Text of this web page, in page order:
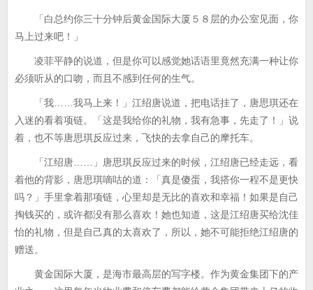
「白总约你三十分钟后黄金国际大厦５８层的办公室见面，你
马上过来吧！」
凌菲平静的说道，但是你可以感觉她话语里竟然充满一种让你
必须听从的口吻，而且不感到任何的生气。
「我……我马上来！」江绍唐说道，把电话挂了，唐思琪还在
入迷的看着项链。「这是我给你的礼物，我有急事，先走了！」说
着，也不等唐思琪反应过来，飞快的去拿自己的摩托车。
「江绍唐……」唐思琪反应过来的时候，江绍唐已经走远，看
着他的背影，唐思琪嘀咕的道：「真是傻蛋，我搭你一程不是更快
吗？」手里拿着那项链，心里却是无比的喜欢和幸福！如果是自己
掏钱买的，或许都没有那么喜欢！她也知道，这是江绍唐买给沈佳
怡的礼物，但是自己真的太喜欢了，所以，她不可能拒绝江绍唐的
赠送。
黄金国际大厦，是海市最高层的写字楼。作为黄金集团下的产